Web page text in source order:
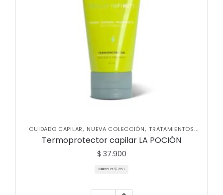
CUIDADO CAPILAR, NUEVA COLECCIÓN,TRATAMIENTOS
CAPILARES
Termoprotector capilar LA POCIÓN
$ 37.900
Mililitro a: $ 253